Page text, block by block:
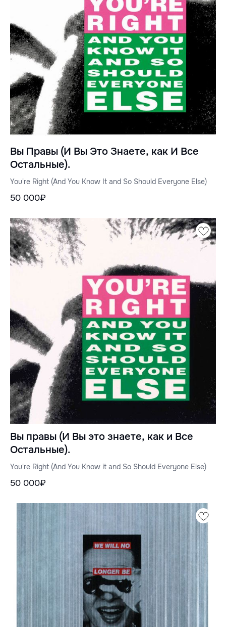
Вы Правы (И Вы Это Знаете, как И Все
Остальные).
You're Right (And You Know It and So Should Everyone Else)
50 000₽
Вы правы (И Вы это знаете, как и Все
Остальные).
You're Right (And You Know it and So Should Everyone Else)
50 000₽